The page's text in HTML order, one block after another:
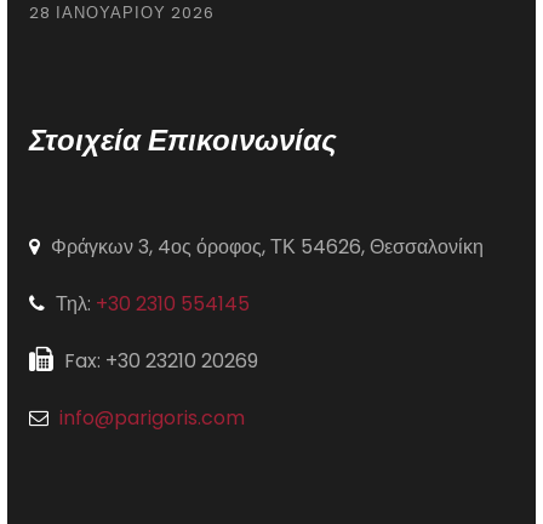
28 ΙΑΝΟΥΑΡΊΟΥ 2026
Στοιχεία Επικοινωνίας
Φράγκων 3, 4ος όροφος, ΤΚ 54626, Θεσσαλονίκη
Τηλ: +30 2310 554145
Fax: +30 23210 20269
info@parigoris.com